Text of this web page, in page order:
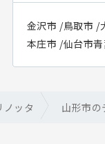
金沢市 /鳥取市 /
本庄市 /仙台市
ッタ 山形市